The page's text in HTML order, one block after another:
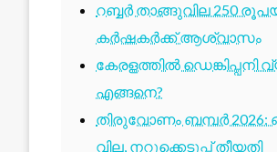
റബ്ബർ താങ്ങുവില 250
കർഷകർക്ക് ആശ്വാസം
കേരളത്തിൽ
എങ്ങനെ?
തിരുവോണം ബമ്പർ 2026:
വില, നറുക്കെടുപ്പ് തീയതി